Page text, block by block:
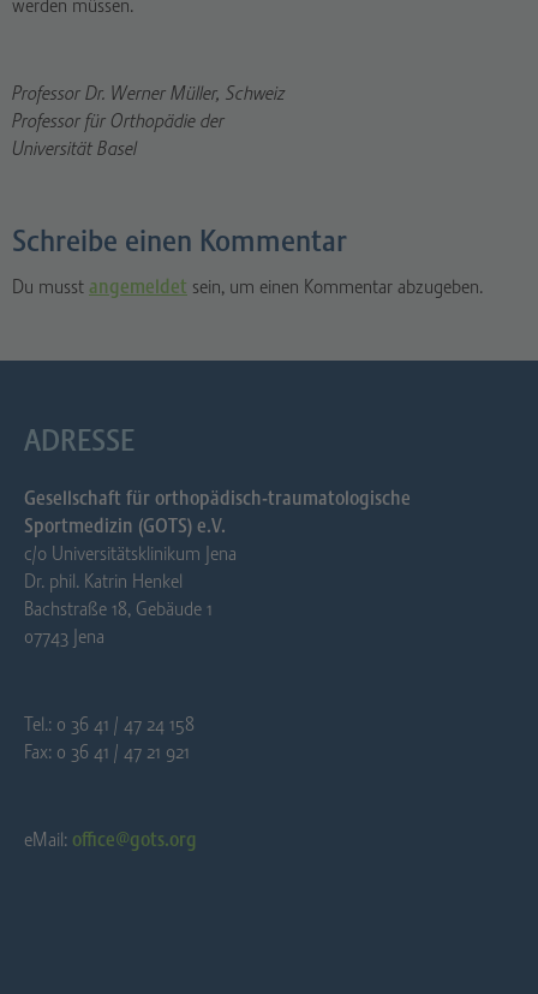
werden müssen.
Professor Dr. Werner Müller, Schweiz
Professor für Orthopädie der
Universität Basel
Schreibe einen Kommentar
Du musst angemeldet sein, um einen Kommentar abzugeben.
ADRESSE
Gesellschaft für orthopädisch-traumatologische
Sportmedizin (GOTS) e.V.
c/o Universitätsklinikum Jena
Dr. phil. Katrin Henkel
Bachstraße 18, Gebäude 1
07743 Jena
Tel.: 0 36 41 / 47 24 158
Fax: 0 36 41 / 47 21 921
eMail: office@gots.org